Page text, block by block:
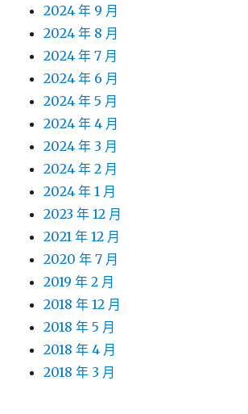
2024 年 9 月
2024 年 8 月
2024 年 7 月
2024 年 6 月
2024 年 5 月
2024 年 4 月
2024 年 3 月
2024 年 2 月
2024 年 1 月
2023 年 12 月
2021 年 12 月
2020 年 7 月
2019 年 2 月
2018 年 12 月
2018 年 5 月
2018 年 4 月
2018 年 3 月